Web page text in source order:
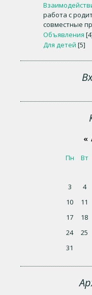
работа с
совместные
Объявления
Для детей [5]
«
Пн Вт
3
4
10
11
17
18
24
25
31